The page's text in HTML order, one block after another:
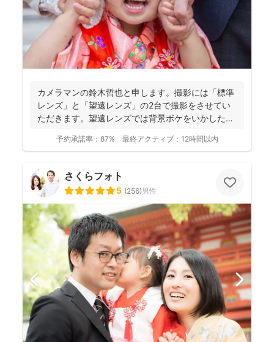
カメラマンの鈴木哲也と申します。撮影には「標準
レンズ」と「望遠レンズ」の2台で撮影をさせてい
ただきます。望遠レンズでは背景ボケをいかしたお
予約承諾率： 87% 最終アクティブ： 12時間以内
さくらフォト
5 (256)男性